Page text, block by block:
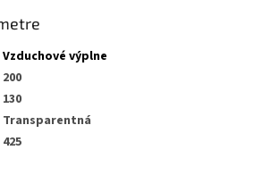
Vzduchové výplne
200
130
Transparentná
425